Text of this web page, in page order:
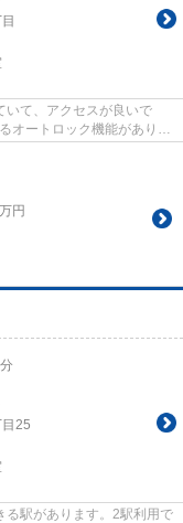
いて、アクセスが良いで
オートロック機能がありま
円
目25
る駅があります。2駅利用で